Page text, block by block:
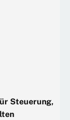
Steuerung,